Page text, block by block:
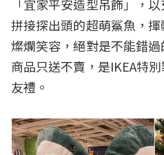
「宜家平安造型吊飾」，
拼接探出頭的超萌鯊魚，
燦爛笑容，絕對是不能錯
商品只送不賣，是IKEA特
友禮。